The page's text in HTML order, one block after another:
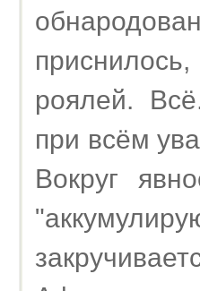
роялей.
при всём
Вокруг